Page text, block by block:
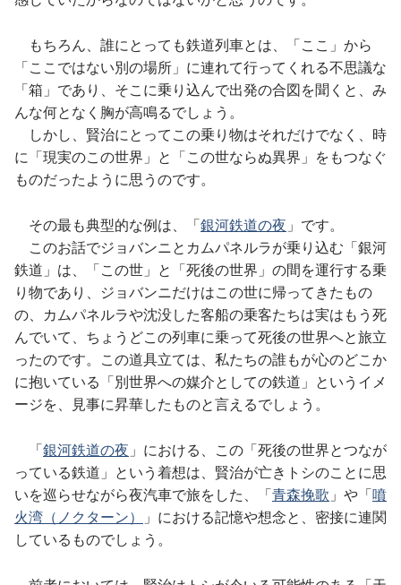
もちろん、誰にとっても鉄道列車とは、「ここ」から
「ここではない別の場所」に連れて行ってくれる不思議な
「箱」であり、そこに乗り込んで出発の合図を聞くと、み
んな何となく胸が高鳴るでしょう。
しかし、賢治にとってこの乗り物はそれだけでなく、時
に「現実のこの世界」と「この世ならぬ異界」をもつなぐ
ものだったように思うのです。
その最も典型的な例は、「 銀河鉄道の夜 」です。
このお話でジョバンニとカムパネルラが乗り込む「銀河
鉄道」は、「この世」と「死後の世界」の間を運行する乗
り物であり、ジョバンニだけはこの世に帰ってきたもの
の、カムパネルラや沈没した客船の乗客たちは実はもう死
んでいて、ちょうどこの列車に乗って死後の世界へと旅立
ったのです。この道具立ては、私たちの誰もが心のどこか
に抱いている「別世界への媒介としての鉄道」というイメ
ージを、見事に昇華したものと言えるでしょう。
「 銀河鉄道の夜 」における、この「死後の世界とつなが
っている鉄道」という着想は、賢治が亡きトシのことに思
いを巡らせながら夜汽車で旅をした、「 青森挽歌 」や「 噴
火湾（ノクターン）
」における記憶や想念と、密接に連関
しているものでしょう。